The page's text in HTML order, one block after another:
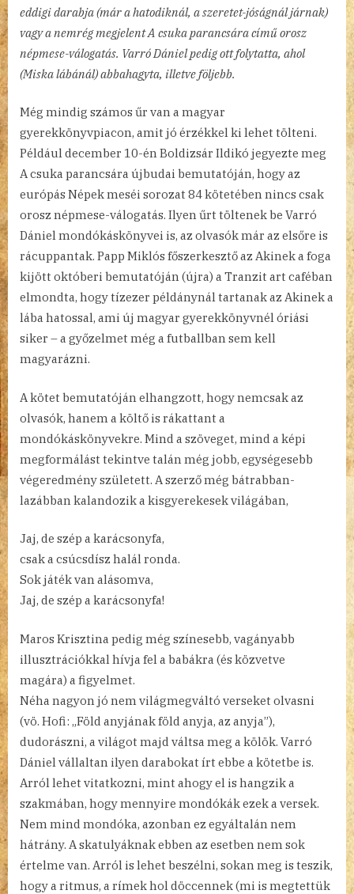
eddigi darabja (már a hatodiknál, a szeretet-jóságnál járnak)
vagy a nemrég megjelent A csuka parancsára című orosz
népmese-válogatás. Varró Dániel pedig ott folytatta, ahol
(Miska lábánál) abbahagyta, illetve följebb.
Még mindig számos űr van a magyar
gyerekkönyvpiacon, amit jó érzékkel ki lehet tölteni.
Például december 10-én Boldizsár Ildikó jegyezte meg
A csuka parancsára újbudai bemutatóján, hogy az
európás Népek meséi sorozat 84 kötetében nincs csak
orosz népmese-válogatás. Ilyen űrt töltenek be Varró
Dániel mondókáskönyvei is, az olvasók már az elsőre is
rácuppantak. Papp Miklós főszerkesztő az Akinek a foga
kijött októberi bemutatóján (újra) a Tranzit art caféban
elmondta, hogy tízezer példánynál tartanak az Akinek a
lába hatossal, ami új magyar gyerekkönyvnél óriási
siker – a győzelmet még a futballban sem kell
magyarázni.
A kötet bemutatóján elhangzott, hogy nemcsak az
olvasók, hanem a költő is rákattant a
mondókáskönyvekre. Mind a szöveget, mind a képi
megformálást tekintve talán még jobb, egységesebb
végeredmény született. A szerző még bátrabban-
lazábban kalandozik a kisgyerekesek világában,
Jaj, de szép a karácsonyfa,
csak a csúcsdísz halál ronda.
Sok játék van alásomva,
Jaj, de szép a karácsonyfa!
Maros Krisztina pedig még színesebb, vagányabb
illusztrációkkal hívja fel a babákra (és közvetve
magára) a figyelmet.
Néha nagyon jó nem világmegváltó verseket olvasni
(vö. Hofi: „Föld anyjának föld anyja, az anyja”),
dudorászni, a világot majd váltsa meg a kölök. Varró
Dániel vállaltan ilyen darabokat írt ebbe a kötetbe is.
Arról lehet vitatkozni, mint ahogy el is hangzik a
szakmában, hogy mennyire mondókák ezek a versek.
Nem mind mondóka, azonban ez egyáltalán nem
hátrány. A skatulyáknak ebben az esetben nem sok
értelme van. Arról is lehet beszélni, sokan meg is teszik,
hogy a ritmus, a rímek hol döccennek (mi is megtettük